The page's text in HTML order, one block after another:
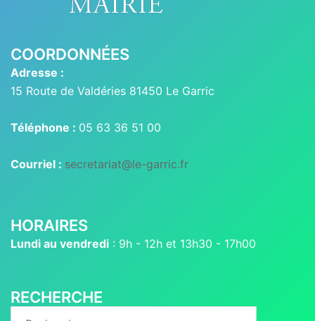
COORDONNÉES
Adresse :
15 Route de Valdéries 81450 Le Garric
Téléphone : 05 63 36 51 00
Courriel : secretariat@le-garric.fr
HORAIRES
Lundi au vendredi : 9h - 12h et 13h30 - 17h00
RECHERCHE